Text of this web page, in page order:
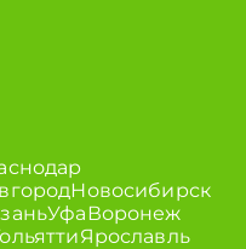
Новосибирск
УфаВоронеж
Ярославль